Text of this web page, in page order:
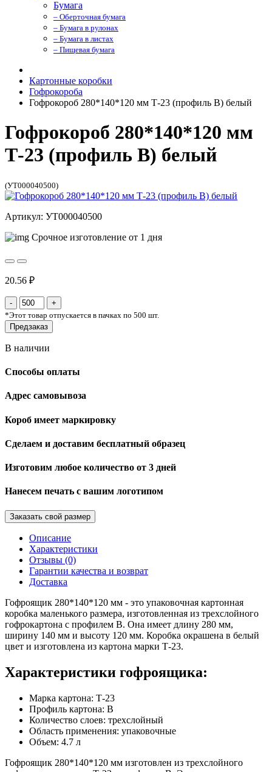
Бумага
– Оберточная бумага
– Бумага в рулонах
– Бумага в листах
– Пищевая бумага
Картонные коробки
Гофрокороба
Гофрокороб 280*140*120 мм Т-23 (профиль B) белый
Гофрокороб 280*140*120 мм
Т-23 (профиль B) белый
(УТ000040500)
Артикул: УТ000040500
Срочное изготовление от 1 дня
20.56 ₽
*Этот товар отпускается в пачках по 500 шт.
Предзаказ
В наличии
Способы оплаты
Адрес самовывоза
Короб имеет маркировку
Сделаем и доставим бесплатный образец
Изготовим любое количество от 3 дней
Нанесем печать с вашим логотипом
Заказать свой размер
Описание
Характеристики
Отзывы (0)
Гарантии качества и возврат
Доставка
Гофроящик 280*140*120 мм - это упаковочная картонная
коробка маленького размера, изготовленная из трехслойного
гофрокартона с профилем В. Она имеет длину 280 мм,
ширину 140 мм и высоту 120 мм. Коробка окрашена в белый
цвет и изготовлена из картона марки Т-23.
Характеристики гофроящика:
Марка картона: Т-23
Профиль картона: В
Количество слоев: трехслойный
Область применения: упаковочные
Объем: 4.7 л
Гофроящик 280*140*120 мм изготовлен из трехслойного